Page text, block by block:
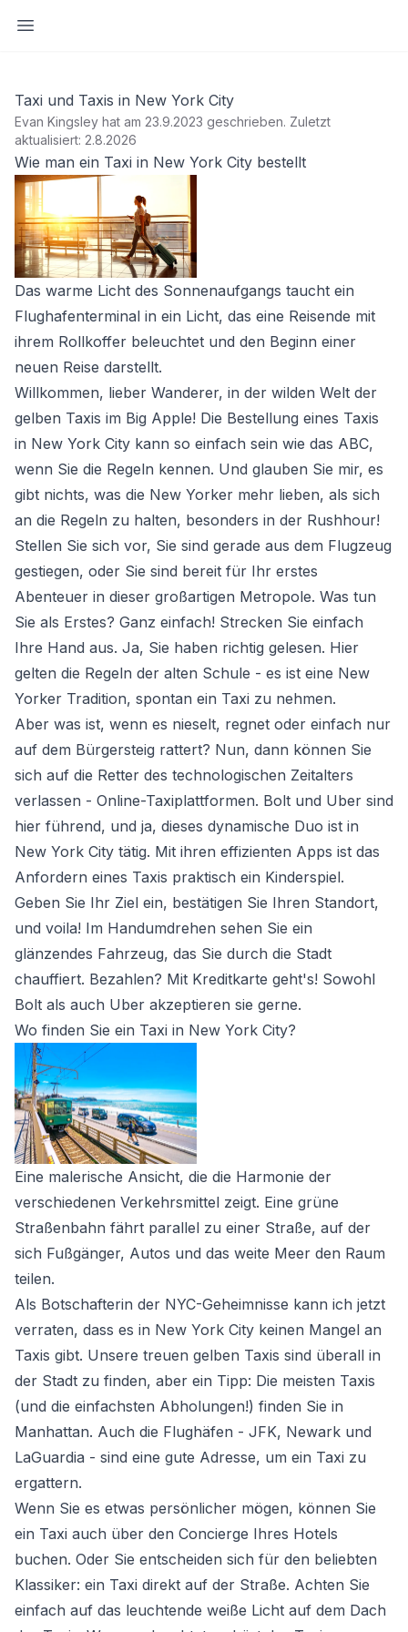
Seitenleiste öffnen
Taxi und Taxis in New York City
Evan Kingsley hat am 23.9.2023 geschrieben. Zuletzt
aktualisiert: 2.8.2026
Wie man ein Taxi in New York City bestellt
Das warme Licht des Sonnenaufgangs taucht ein
Flughafenterminal in ein Licht, das eine Reisende mit
ihrem Rollkoffer beleuchtet und den Beginn einer
neuen Reise darstellt.
Willkommen, lieber Wanderer, in der wilden Welt der
gelben Taxis im Big Apple! Die Bestellung eines Taxis
in New York City kann so einfach sein wie das ABC,
wenn Sie die Regeln kennen. Und glauben Sie mir, es
gibt nichts, was die New Yorker mehr lieben, als sich
an die Regeln zu halten, besonders in der Rushhour!
Stellen Sie sich vor, Sie sind gerade aus dem Flugzeug
gestiegen, oder Sie sind bereit für Ihr erstes
Abenteuer in dieser großartigen Metropole. Was tun
Sie als Erstes? Ganz einfach! Strecken Sie einfach
Ihre Hand aus. Ja, Sie haben richtig gelesen. Hier
gelten die Regeln der alten Schule - es ist eine New
Yorker Tradition, spontan ein Taxi zu nehmen.
Aber was ist, wenn es nieselt, regnet oder einfach nur
auf dem Bürgersteig rattert? Nun, dann können Sie
sich auf die Retter des technologischen Zeitalters
verlassen - Online-Taxiplattformen. Bolt und Uber sind
hier führend, und ja, dieses dynamische Duo ist in
New York City tätig. Mit ihren effizienten Apps ist das
Anfordern eines Taxis praktisch ein Kinderspiel.
Geben Sie Ihr Ziel ein, bestätigen Sie Ihren Standort,
und voila! Im Handumdrehen sehen Sie ein
glänzendes Fahrzeug, das Sie durch die Stadt
chauffiert. Bezahlen? Mit Kreditkarte geht's! Sowohl
Bolt als auch Uber akzeptieren sie gerne.
Wo finden Sie ein Taxi in New York City?
Eine malerische Ansicht, die die Harmonie der
verschiedenen Verkehrsmittel zeigt. Eine grüne
Straßenbahn fährt parallel zu einer Straße, auf der
sich Fußgänger, Autos und das weite Meer den Raum
teilen.
Als Botschafterin der NYC-Geheimnisse kann ich jetzt
verraten, dass es in New York City keinen Mangel an
Taxis gibt. Unsere treuen gelben Taxis sind überall in
der Stadt zu finden, aber ein Tipp: Die meisten Taxis
(und die einfachsten Abholungen!) finden Sie in
Manhattan. Auch die Flughäfen - JFK, Newark und
LaGuardia - sind eine gute Adresse, um ein Taxi zu
ergattern.
Wenn Sie es etwas persönlicher mögen, können Sie
ein Taxi auch über den Concierge Ihres Hotels
buchen. Oder Sie entscheiden sich für den beliebten
Klassiker: ein Taxi direkt auf der Straße. Achten Sie
einfach auf das leuchtende weiße Licht auf dem Dach